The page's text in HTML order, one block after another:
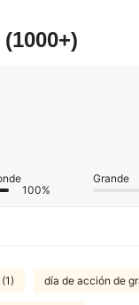
(1000+)
100%
Grande
día de acción de